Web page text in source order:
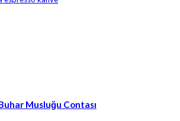
Musluğu Contası